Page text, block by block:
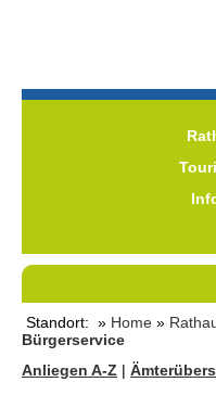
Standort: » Home »
Bürgerservice
Anliegen A-Z |